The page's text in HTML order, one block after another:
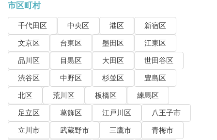
市区町村
千代田区 中央区 港区
新宿区
文京区
台東区 墨田区
江東区
品川区
目黒区 大田区
世田谷区
渋谷区
中野区 杉並区
豊島区
北区
荒川区 板橋区
練馬区
足立区
葛飾区 江戸川区
八王子市
立川市
武蔵野市 三鷹市
青梅市